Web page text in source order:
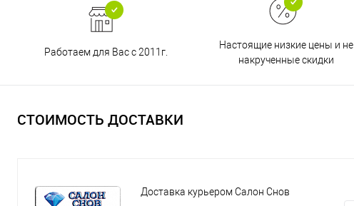
Работаем для Вас с 2011г.
Настоящие низкие цены и не
накрученные скидки
СТОИМОСТЬ ДОСТАВКИ
Доставка курьером Салон Снов